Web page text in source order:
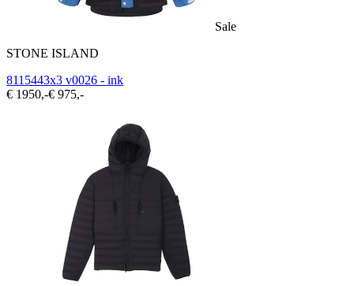
Sale
STONE ISLAND
8115443x3 v0026 - ink
€ 1950,-€ 975,-